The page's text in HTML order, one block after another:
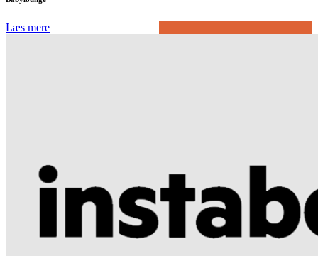
Læs mere